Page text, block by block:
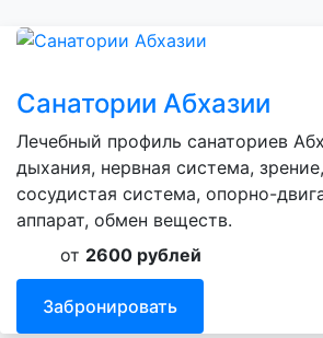
Санатории Абхазии
Лечебный профиль санаториев
дыхания, нервная система,
сосудистая система, опорно-
аппарат, обмен веществ.
от 2600 рублей
Забронировать